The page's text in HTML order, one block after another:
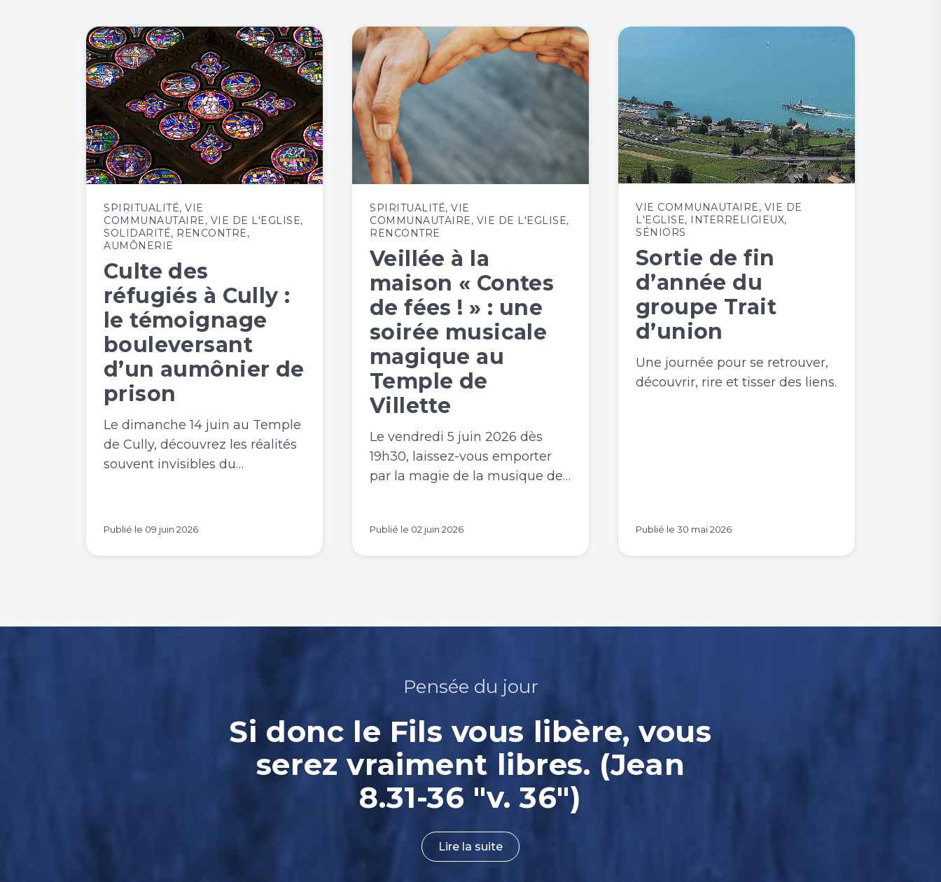
SPIRITUALITÉ, VIE
COMMUNAUTAIRE, VIE DE L'EGLISE,
SOLIDARITÉ, RENCONTRE,
AUMÔNERIE
Culte des
réfugiés à Cully :
le témoignage
bouleversant
d’un aumônier de
prison
Le dimanche 14 juin au Temple
de Cully, découvrez les réalités
souvent invisibles du…
Publié le 09 juin 2026
SPIRITUALITÉ, VIE
COMMUNAUTAIRE, VIE DE L'EGLISE,
RENCONTRE
Veillée à la
maison « Contes
de fées ! » : une
soirée musicale
magique au
Temple de
Villette
Le vendredi 5 juin 2026 dès
19h30, laissez-vous emporter
par la magie de la musique de…
Publié le 02 juin 2026
VIE COMMUNAUTAIRE, VIE DE
L'EGLISE, INTERRELIGIEUX,
SÉNIORS
Sortie de fin
d’année du
groupe Trait
d’union
Une journée pour se retrouver,
découvrir, rire et tisser des liens.
Publié le 30 mai 2026
Pensée du jour
Si donc le Fils vous libère, vous
serez vraiment libres. (Jean
8.31-36 "v. 36")
Lire la suite